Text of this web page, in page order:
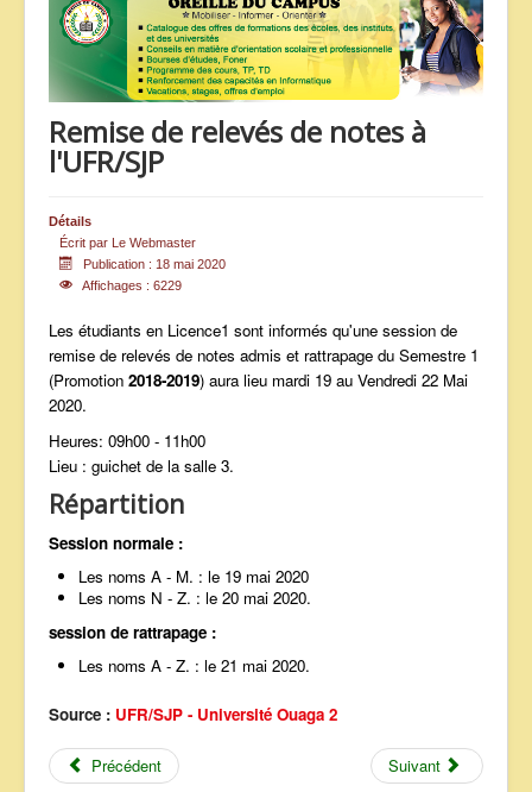
NOS SERVICES
FAQ
CONTACTS
TELECHARGEMENTS
Remise de relevés de notes à
l'UFR/SJP
Détails
Écrit par Le Webmaster
Publication : 18 mai 2020
Affichages : 6229
Les étudiants en Licence1 sont informés qu'une session de
remise de relevés de notes admis et rattrapage du Semestre 1
(Promotion 2018-2019) aura lieu mardi 19 au Vendredi 22 Mai
2020.
Heures: 09h00 - 11h00
Lieu : guichet de la salle 3.
Répartition
Session normale :
Les noms A - M. : le 19 mai 2020
Les noms N - Z. : le 20 mai 2020.
session de rattrapage :
Les noms A - Z. : le 21 mai 2020.
Source : UFR/SJP - Université Ouaga 2
Précédent Suivant